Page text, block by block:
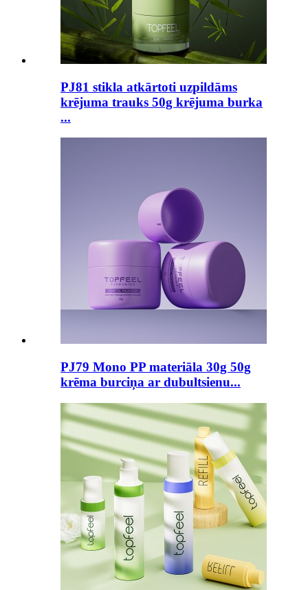
PJ81 stikla atkārtoti uzpildāms
krējuma trauks 50g krējuma burka
...
PJ79 Mono PP materiāla 30g 50g
krēma burciņa ar dubultsienu...